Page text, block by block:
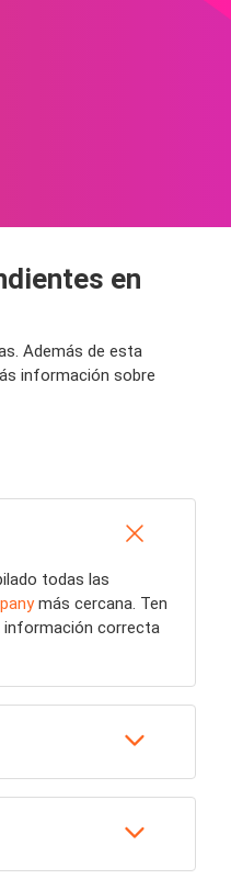
en
Además de esta
información sobre
todas las
más cercana. Ten
correcta